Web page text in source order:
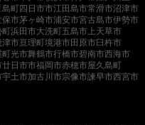
島町四日市市江田島市常滑市沼津市
保市茅ヶ崎市浦安市宮古島市伊勢市
町浜田市大洗町五島市 上天草市
津市亘理町境港市田原市臼杵市
町光市舞鶴市行橋市碧南市西海市
廿日市市福岡市赤穂市屋久島町
宇土市加古川市宗像市諫早市西宮市